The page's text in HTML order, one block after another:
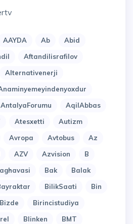
AAYDA Ab
Abid
Aftandilisrafilov
Alternativenerji
AntalyaForumu
AqilAbbas
Atesxetti
Autizm
Avropa Avtobus
Az
AZV Azvision
B
Bak
Balak
BilikSaati
Bin
Birincistudiya
Blinken
BMT